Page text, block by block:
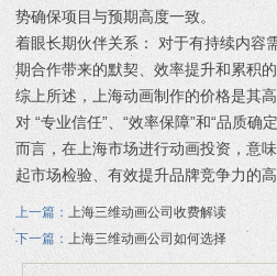
势确保项目与预期高度一致。
着眼长期伙伴关系： 对于有持续内容
期合作带来的默契、效率提升和累积
综上所述，上海动画制作的价格是其
对 “专业信任”、“效率保障”和“品质
而言，在上海市场进行动画投资，意
起市场检验、有效提升品牌竞争力的高
上一篇： 上海三维动画公司收费解读
下一篇： 上海三维动画公司如何选择